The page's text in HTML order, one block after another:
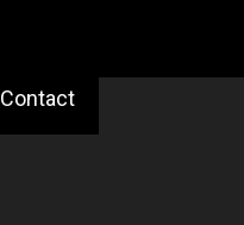
Contact